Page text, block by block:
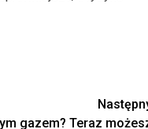
gazem? Teraz